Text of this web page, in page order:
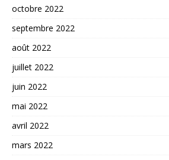
octobre 2022
septembre 2022
août 2022
juillet 2022
juin 2022
mai 2022
avril 2022
mars 2022